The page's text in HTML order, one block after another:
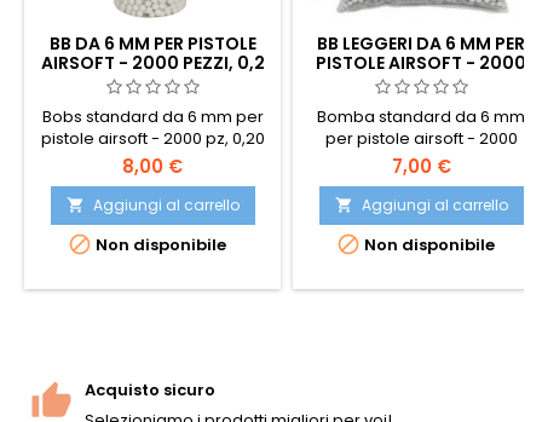
BB DA 6 MM PER PISTOLE
AIRSOFT - 2000 PEZZI, 0,2
G IN FLACONE A
CARICAMENTO RAPIDO
Bobs standard da 6 mm per
pistole airsoft - 2000 pz, 0,20
g, alta qualità. Confezionato
in una bottiglia che aiuta a
caricare i BB molto
facilmente.
8,00 €
 Aggiungi al carrello
 Non disponibile
BB LEGGERI DA 6 MM PER
PISTOLE AIRSOFT - 2000
PEZZI, 0,12 G, ALTA
QUALITÀ
Bomba standard da 6 mm
per pistole airsoft - 2000
pezzi, 0,12 g, alta qualità.
Confezionati in un sacchetto
di plastica. Questi BB sono
consigliati per repliche di
bassa potenza, pistole.
7,00 €
 Aggiungi al carrello
 Non disponibile
Acquisto sicuro